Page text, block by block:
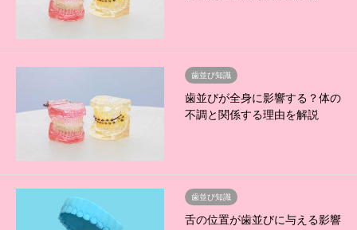
歯並び知識
歯並びが全身に影響する？体の
不調と関係する理由を解説
歯並び知識
舌の位置が歯並びに与える影響